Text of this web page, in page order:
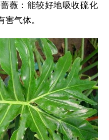
薇：能较好地吸收硫化
气体。